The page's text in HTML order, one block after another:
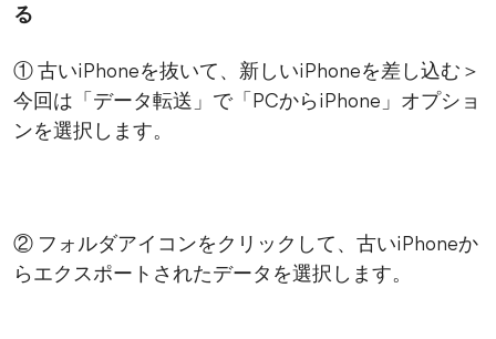
る
① 古いiPhoneを抜いて、新しいiPhoneを差し込む＞
今回は「データ転送」で「PCからiPhone」オプショ
ンを選択します。
② フォルダアイコンをクリックして、古いiPhoneか
らエクスポートされたデータを選択します。